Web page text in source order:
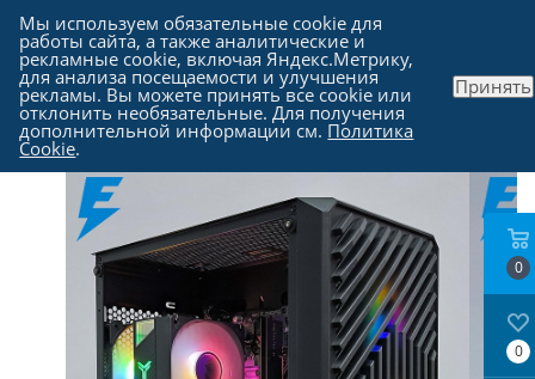
Каталог - Компьютеры в Москве
0
0
Мы используем обязательные cookie для
работы сайта, а также аналитические и
рекламные cookie, включая Яндекс.Метрику,
для анализа посещаемости и улучшения
рекламы. Вы можете принять все cookie или
отклонить необязательные. Для получения
дополнительной информации см. Политика
Cookie.
Принять